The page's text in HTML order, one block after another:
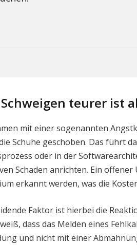
teurer ist
mit einer sogenannten
Schuhe geschoben. Das führt
oder in der
Schaden anrichten. Ein
erkannt werden, was die
Faktor ist hierbei die
dass das Melden eines
und nicht mit einer